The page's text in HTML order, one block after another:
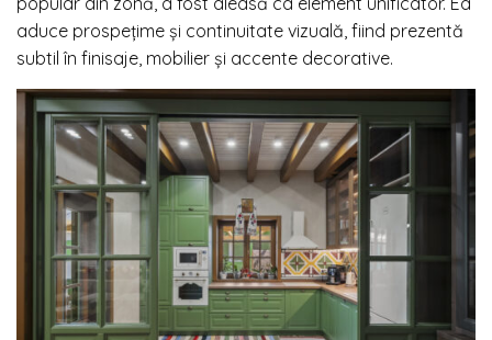
aduce prospețime și continuitate vizuală, fiind prezentă
subtil în finisaje, mobilier și accente decorative.